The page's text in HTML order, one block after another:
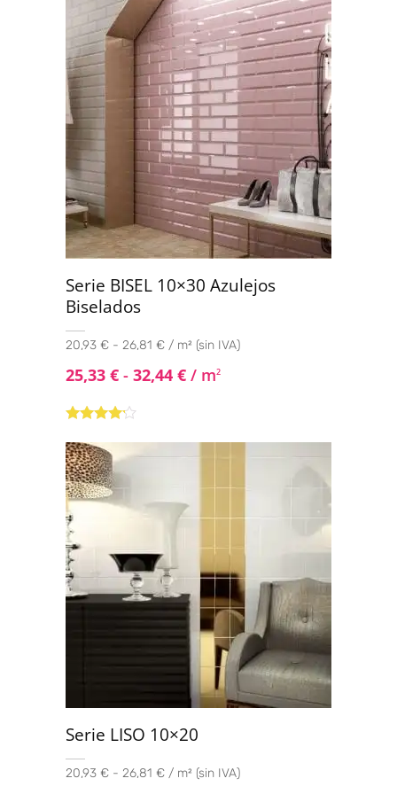
Serie BISEL 10×30 Azulejos
Biselados
20,93 € - 26,81 € / m² (sin IVA)
25,33 € - 32,44 € / m2
con4.00
de 5
Serie LISO 10×20
20,93 € - 26,81 € / m² (sin IVA)